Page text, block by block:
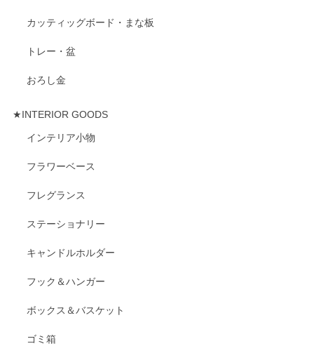
カッティッグボード・まな板
トレー・盆
おろし金
★INTERIOR GOODS
インテリア小物
フラワーベース
フレグランス
ステーショナリー
キャンドルホルダー
フック＆ハンガー
ボックス＆バスケット
ゴミ箱